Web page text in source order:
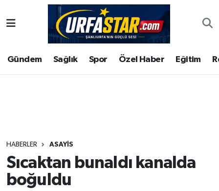
Gündem Sağlık Spor Özel Haber Eğitim
HABERLER ASAYİS
Sıcaktan bunaldı kanalda
boğuldu
ASAYİS
ÇEVRE
Gündem
Kültür
Şanlıurfa Nöbetçi Eczaneler
Şanlıurfa Hava Durumu
Tüm Manşetler
Son Dakika Haberleri